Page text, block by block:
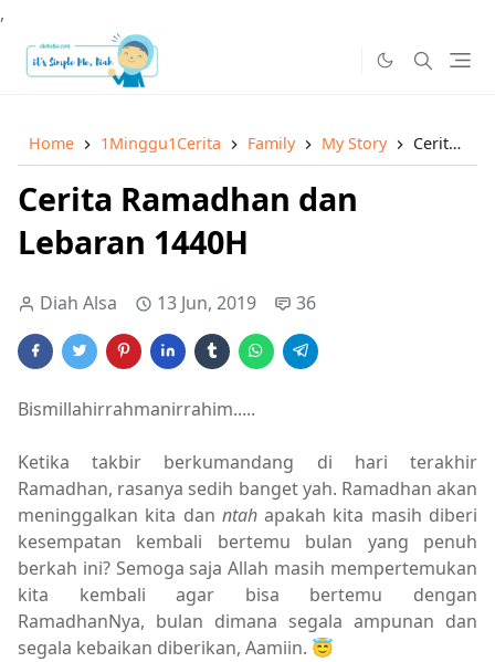
,
Home 1Minggu1Cerita Family My Story Cerita Ramadhan dan Lebaran 1440H
Cerita Ramadhan dan
Lebaran 1440H
Diah Alsa 13 Jun, 2019 36
Bismillahirrahmanirrahim.....
Ketika takbir berkumandang di hari terakhir
Ramadhan, rasanya sedih banget yah. Ramadhan akan
meninggalkan kita dan ntahapakah kita masih diberi
kesempatan kembali bertemu bulan yang penuh
berkah ini? Semoga saja Allah masih mempertemukan
kita kembali agar bisa bertemu dengan
RamadhanNya, bulan dimana segala ampunan dan
segala kebaikan diberikan, Aamiin. 😇